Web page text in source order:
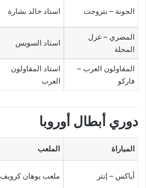
الجونة – بتروجت استاد خالد بشارة
المصري – غزل
المحلة
استاد السويس
المقاولون العرب –
فاركو
استاد المقاولون
العرب
دوري أبطال أوروبا
المباراة الملعب
أياكس – إنتر ملعب يوهان كرويف